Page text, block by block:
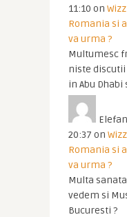
11:10 on
Romania si
va urma ?
Multumesc
niste discutii
in Abu
20:37 on
Romania si
va urma ?
Multa
vedem si
Bucuresti ?